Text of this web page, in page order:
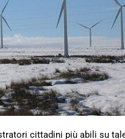
cittadini più abili su